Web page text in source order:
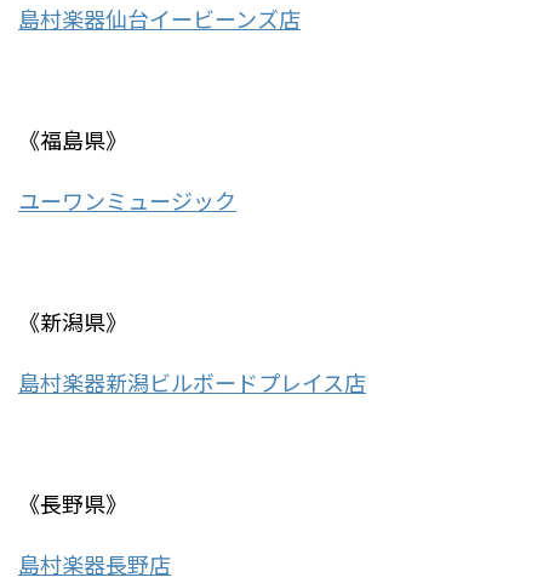
島村楽器仙台イービーンズ店
《福島県》
ユーワンミュージック
《新潟県》
島村楽器新潟ビルボードプレイス店
《長野県》
島村楽器長野店